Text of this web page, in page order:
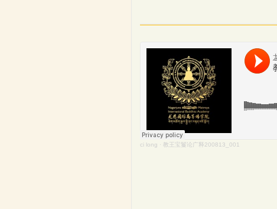
ci long · 教王宝鬘论广释200813_001